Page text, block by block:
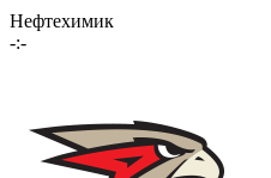
Нефтехимик
-:-